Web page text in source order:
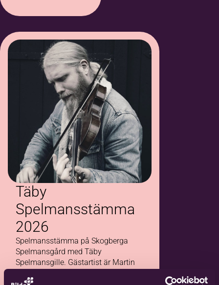
Täby
Spelmansstämma
2026
Spelmansstämma på Skogberga
Spelmansgård med Täby
Spelmansgille. Gästartist är Martin